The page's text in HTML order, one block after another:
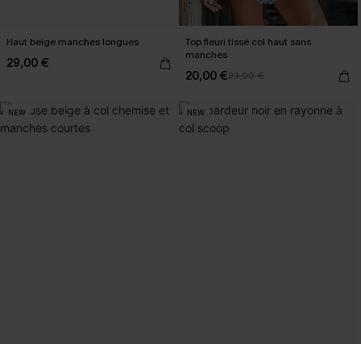
Haut beige manches longues
29,00 €
Top fleuri tissé col haut sans
manches
20,00 €23,00 €
NEW NEW